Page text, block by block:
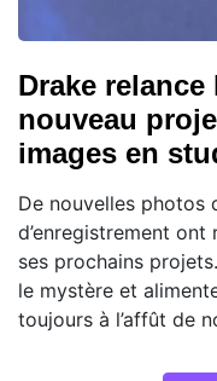
Drake
nouveau
images en
De nouvelles photos
d’enregistrement
ses prochains
le mystère et
toujours à l’affût de